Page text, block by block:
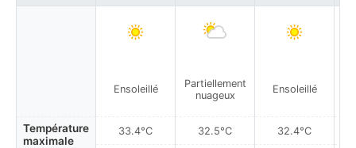
Température
maximale
Ensoleillé
33.4°C
Partiellement
nuageux
32.5°C
Ensoleillé
32.4°C